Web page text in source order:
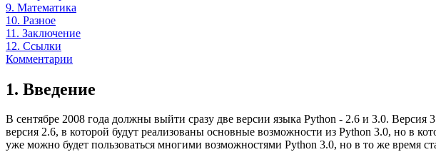
9. Математика
10. Разное
11. Заключение
12. Ссылки
Комментарии
1. Введение
В сентябре 2008 года должны выйти сразу две версии языка Python - 2.6 и 3.0.
версия 2.6, в которой будут реализованы основные возможности из Python 3.0, но в
уже можно будет пользоваться многими возможностями Python 3.0, но в то же время